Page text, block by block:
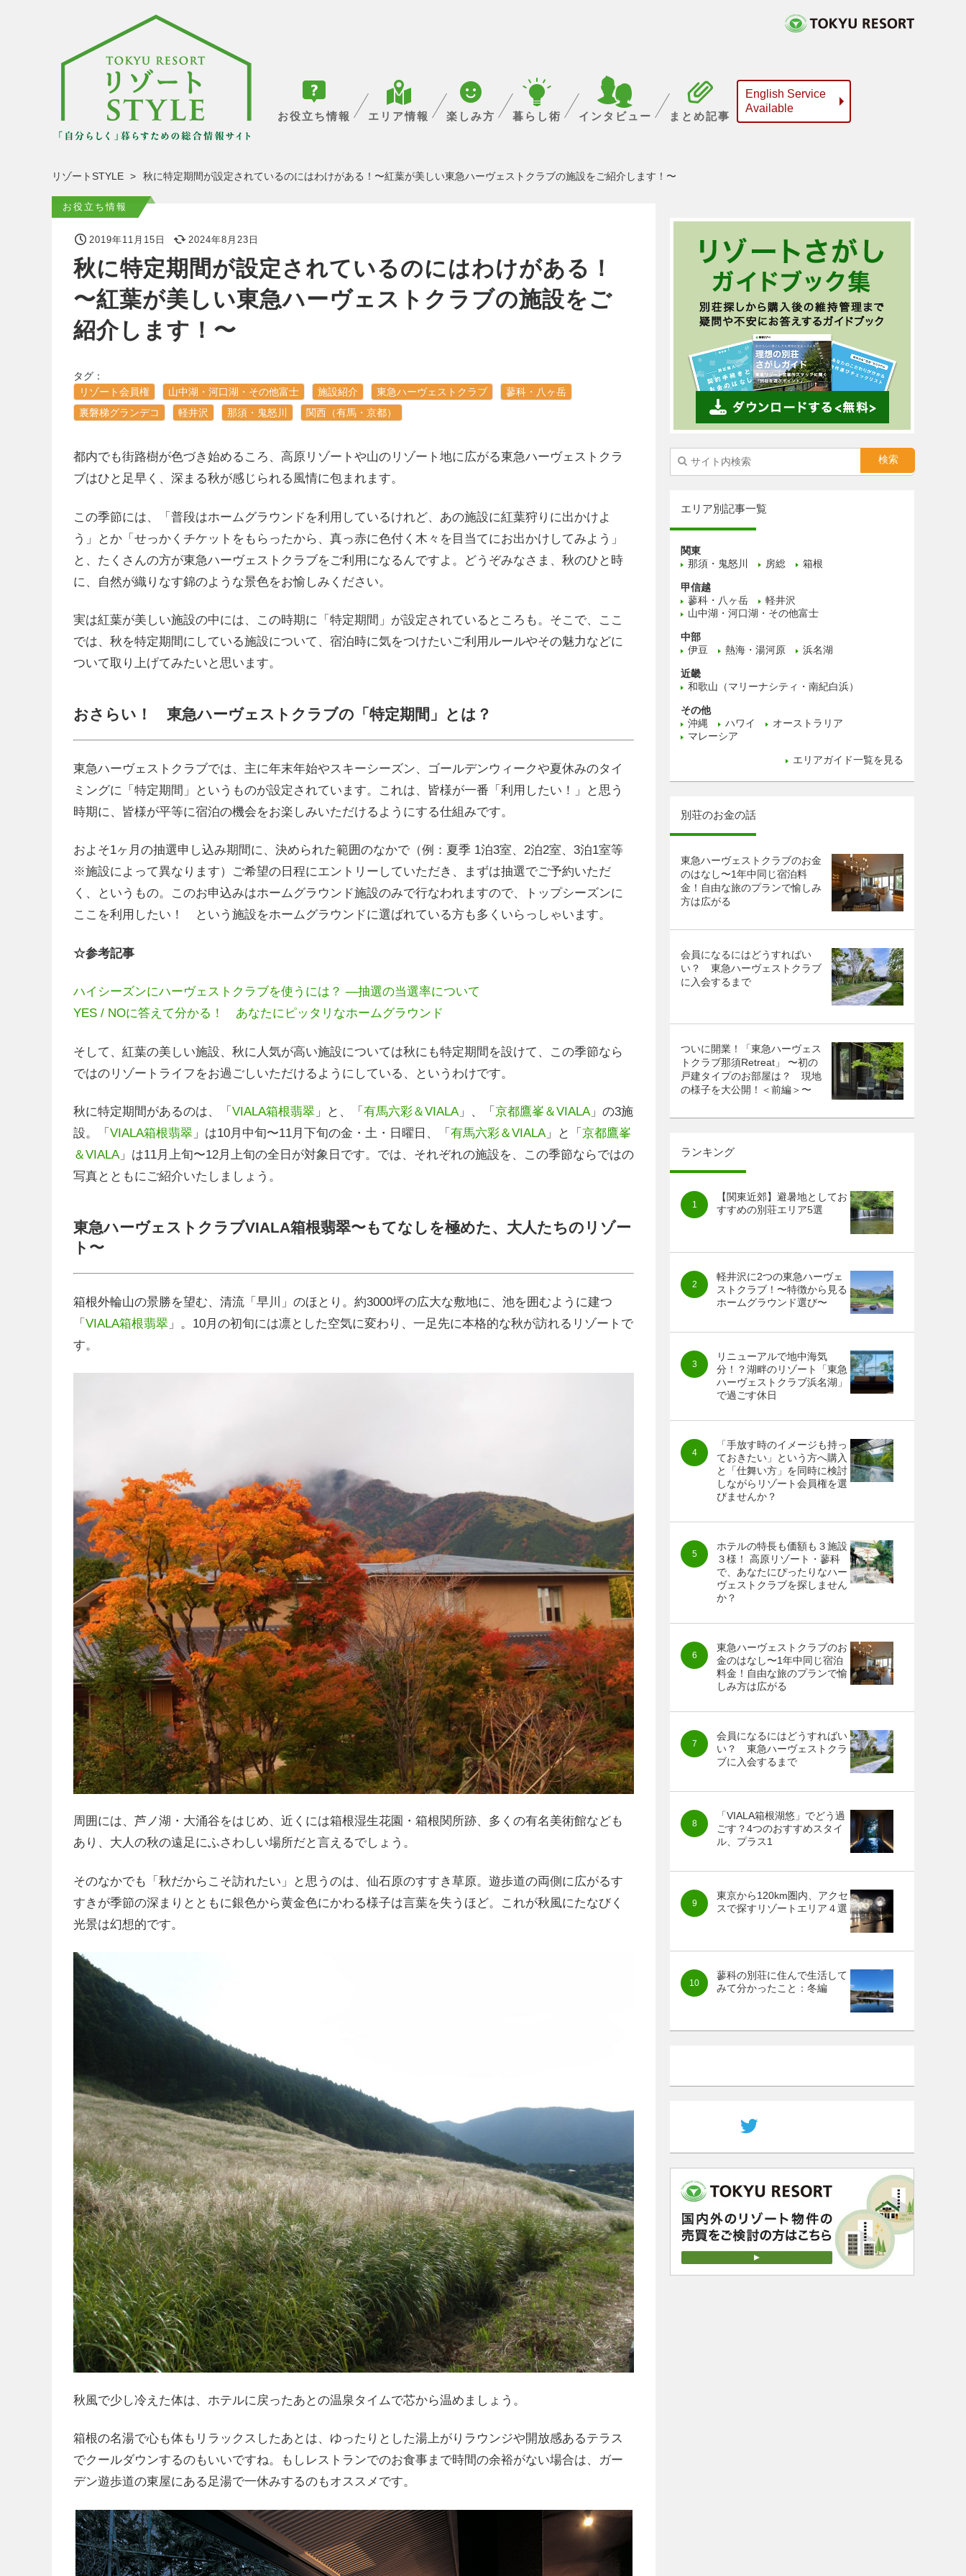
お役立ち情報 エリア情報 楽しみ方 暮らし術 インタビュー まとめ記事
English Service
Available
リゾートSTYLE 秋に特定期間が設定されているのにはわけがある！〜紅葉が美しい東急ハーヴェストクラブの施設をご紹介します！〜
2019年11月15日 2024年8月23日
秋に特定期間が設定されているのにはわけがある！
〜紅葉が美しい東急ハーヴェストクラブの施設をご
紹介します！〜
タグ：
リゾート会員権
山中湖・河口湖・その他富士 施設紹介 東急ハーヴェストクラブ
蓼科・八ヶ岳
裏磐梯グランデコ
軽井沢 那須・鬼怒川 関西（有馬・京都）
お役立ち情報
都内でも街路樹が色づき始めるころ、高原リゾートや山のリゾート地に広がる東急ハーヴェストクラ
ブはひと足早く、深まる秋が感じられる風情に包まれます。
この季節には、「普段はホームグラウンドを利用しているけれど、あの施設に紅葉狩りに出かけよ
う」とか「せっかくチケットをもらったから、真っ赤に色付く木々を目当てにお出かけしてみよう」
と、たくさんの方が東急ハーヴェストクラブをご利用になるんですよ。どうぞみなさま、秋のひと時
に、自然が織りなす錦のような景色をお愉しみください。
実は紅葉が美しい施設の中には、この時期に「特定期間」が設定されているところも。そこで、ここ
では、秋を特定期間にしている施設について、宿泊時に気をつけたいご利用ルールやその魅力などに
ついて取り上げてみたいと思います。
おさらい！ 東急ハーヴェストクラブの「特定期間」とは？
東急ハーヴェストクラブでは、主に年末年始やスキーシーズン、ゴールデンウィークや夏休みのタイ
ミングに「特定期間」というものが設定されています。これは、皆様が一番「利用したい！」と思う
時期に、皆様が平等に宿泊の機会をお楽しみいただけるようにする仕組みです。
およそ1ヶ月の抽選申し込み期間に、決められた範囲のなかで（例：夏季 1泊3室、2泊2室、3泊1室等
※施設によって異なります）ご希望の日程にエントリーしていただき、まずは抽選でご予約いただ
く、というもの。このお申込みはホームグラウンド施設のみで行なわれますので、トップシーズンに
ここを利用したい！ という施設をホームグラウンドに選ばれている方も多くいらっしゃいます。
☆参考記事
ハイシーズンにハーヴェストクラブを使うには？ ―抽選の当選率について
YES / NOに答えて分かる！ あなたにピッタリなホームグラウンド
そして、紅葉の美しい施設、秋に人気が高い施設については秋にも特定期間を設けて、この季節なら
ではのリゾートライフをお過ごしいただけるようにしている、というわけです。
秋に特定期間があるのは、「 VIALA箱根翡翠 」と、「 有馬六彩＆VIALA」、「 京都鷹峯＆VIALA」の3施
設。「 VIALA箱根翡翠 」は10月中旬〜11月下旬の金・土・日曜日、「 有馬六彩＆VIALA」と「 京都鷹峯
＆VIALA」は11月上旬〜12月上旬の全日が対象日です。では、それぞれの施設を、この季節ならではの
写真とともにご紹介いたしましょう。
東急ハーヴェストクラブVIALA箱根翡翠〜もてなしを極めた、大人たちのリゾー
ト〜
箱根外輪山の景勝を望む、清流「早川」のほとり。約3000坪の広大な敷地に、池を囲むように建つ
「 VIALA箱根翡翠 」。10月の初旬には凛とした空気に変わり、一足先に本格的な秋が訪れるリゾートで
す。
周囲には、芦ノ湖・大涌谷をはじめ、近くには箱根湿生花園・箱根関所跡、多くの有名美術館なども
あり、大人の秋の遠足にふさわしい場所だと言えるでしょう。
そのなかでも「秋だからこそ訪れたい」と思うのは、仙石原のすすき草原。遊歩道の両側に広がるす
すきが季節の深まりとともに銀色から黄金色にかわる様子は言葉を失うほど。これが秋風にたなびく
光景は幻想的です。
秋風で少し冷えた体は、ホテルに戻ったあとの温泉タイムで芯から温めましょう。
箱根の名湯で心も体もリラックスしたあとは、ゆったりとした湯上がりラウンジや開放感あるテラス
でクールダウンするのもいいですね。もしレストランでのお食事まで時間の余裕がない場合は、ガー
デン遊歩道の東屋にある足湯で一休みするのもオススメです。
エリア別記事一覧
関東
那須・鬼怒川
房総 箱根
甲信越
蓼科・八ヶ岳
軽井沢
山中湖・河口湖・その他富士
中部
伊豆
熱海・湯河原 浜名湖
近畿
和歌山（マリーナシティ・南紀白浜）
その他
沖縄
ハワイ
オーストラリア
マレーシア
エリアガイド一覧を見る
別荘のお金の話
東急ハーヴェストクラブのお金
のはなし〜1年中同じ宿泊料
金！自由な旅のプランで愉しみ
方は広がる
会員になるにはどうすればい
い？ 東急ハーヴェストクラブ
に入会するまで
ついに開業！「東急ハーヴェス
トクラブ那須Retreat」 〜初の
戸建タイプのお部屋は？ 現地
の様子を大公開！＜前編＞〜
ランキング
【関東近郊】避暑地としてお
すすめの別荘エリア5選
軽井沢に2つの東急ハーヴェ
ストクラブ！〜特徴から見る
ホームグラウンド選び〜
リニューアルで地中海気
分！？湖畔のリゾート「東急
ハーヴェストクラブ浜名湖」
で過ごす休日
「手放す時のイメージも持っ
ておきたい」という方へ購入
と「仕舞い方」を同時に検討
しながらリゾート会員権を選
びませんか？
ホテルの特長も価額も３施設
３様！ 高原リゾート・蓼科
で、あなたにぴったりなハー
ヴェストクラブを探しません
か？
東急ハーヴェストクラブのお
金のはなし〜1年中同じ宿泊
料金！自由な旅のプランで愉
しみ方は広がる
会員になるにはどうすればい
い？ 東急ハーヴェストクラ
ブに入会するまで
「VIALA箱根湖悠」でどう過
ごす？4つのおすすめスタイ
ル、プラス1
東京から120km圏内、アクセ
スで探すリゾートエリア４選
蓼科の別荘に住んで生活して
みて分かったこと：冬編